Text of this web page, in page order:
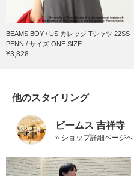
BEAMS BOY / US カレッジ Tシャツ 22SS
PENN / サイズ ONE SIZE
¥3,828
他のスタイリング
ビームス 吉祥寺
» ショップ詳細ページへ